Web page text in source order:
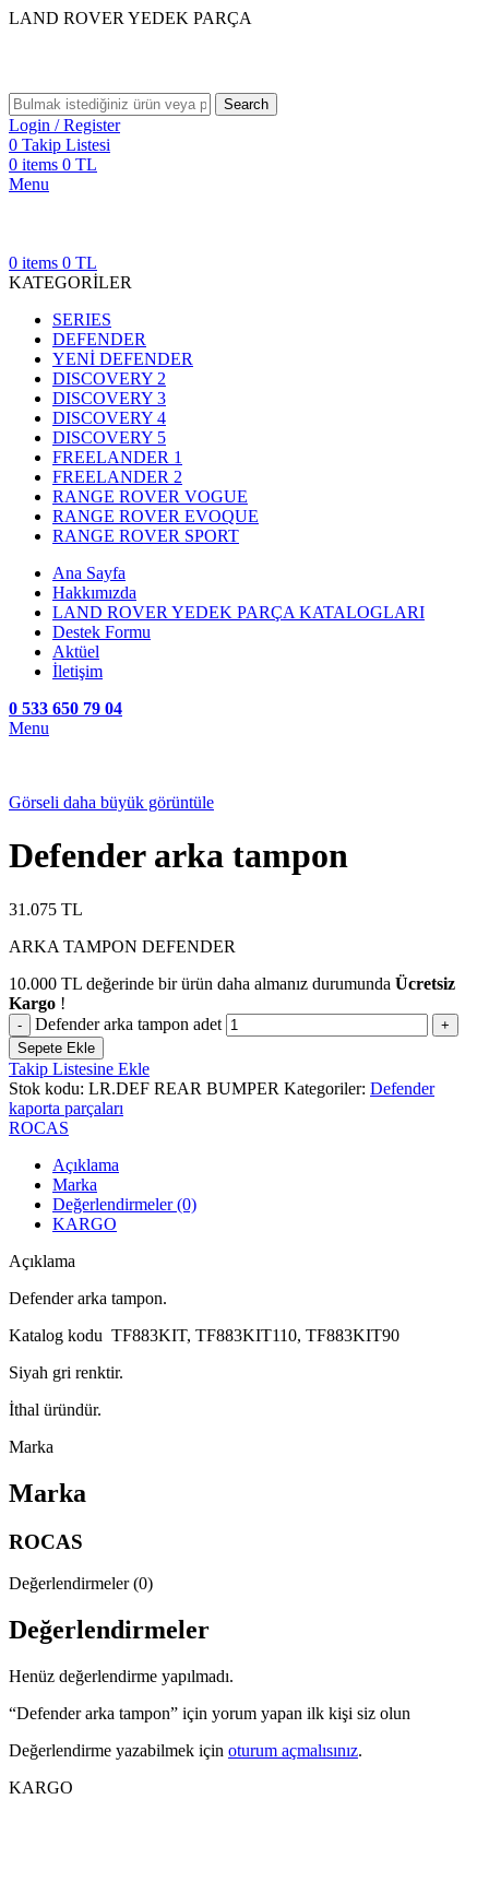
LAND ROVER YEDEK PARÇA
Search
Login / Register
0 Takip Listesi
0 items 0 TL
Menu
0 items 0 TL
KATEGORİLER
SERIES
DEFENDER
YENİ DEFENDER
DISCOVERY 2
DISCOVERY 3
DISCOVERY 4
DISCOVERY 5
FREELANDER 1
FREELANDER 2
RANGE ROVER VOGUE
RANGE ROVER EVOQUE
RANGE ROVER SPORT
Ana Sayfa
Hakkımızda
LAND ROVER YEDEK PARÇA KATALOGLARI
Destek Formu
Aktüel
İletişim
0 533 650 79 04
Menu
Görseli daha büyük görüntüle
Defender arka tampon
31.075 TL
ARKA TAMPON DEFENDER
10.000 TL değerinde bir ürün daha almanız durumunda Ücretsiz
Kargo !
Defender arka tampon adet
Sepete Ekle
Takip Listesine Ekle
Stok kodu: LR.DEF REAR BUMPER Kategoriler: Defender
kaporta parçaları
ROCAS
Açıklama
Marka
Değerlendirmeler (0)
KARGO
Açıklama
Defender arka tampon.
Katalog kodu TF883KIT, TF883KIT110, TF883KIT90
Siyah gri renktir.
İthal üründür.
Marka
Marka
ROCAS
Değerlendirmeler (0)
Değerlendirmeler
Henüz değerlendirme yapılmadı.
“Defender arka tampon” için yorum yapan ilk kişi siz olun
Değerlendirme yazabilmek için oturum açmalısınız.
KARGO